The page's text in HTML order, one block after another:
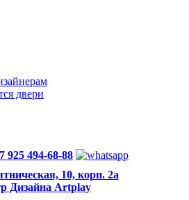
двери
925 494-68-88
10, корп. 2а
Дизайна Artplay